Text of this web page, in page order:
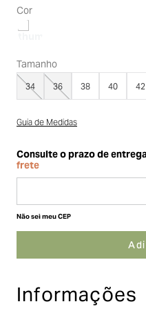
Cor
Tamanho
34 36 38 40 42
Guia de Medidas
Não sei meu CEP
Informações